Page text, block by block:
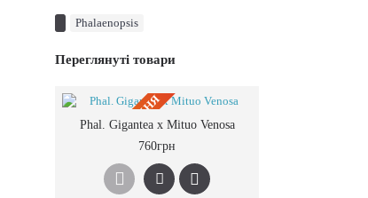
Phalaenopsis
Переглянуті товари
ПIД ЗАМОВЛЕННЯ
Phal. Gigantea x Mituo Venosa
760грн